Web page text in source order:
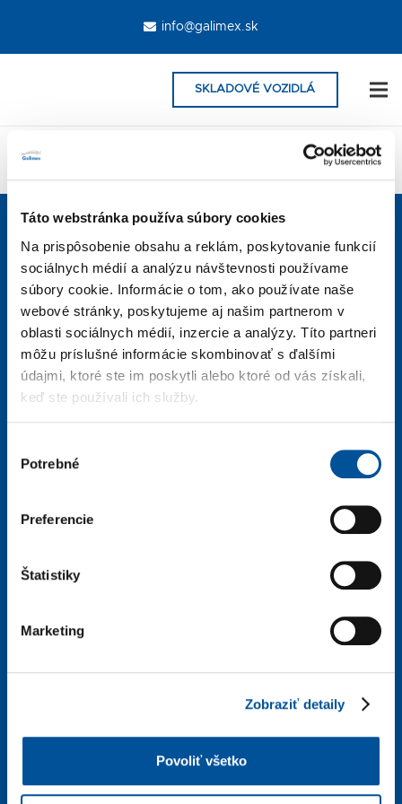
Táto webstránka používa súbory cookies
Na prispôsobenie obsahu a reklám, poskytovanie funkcií
sociálnych médií a analýzu návštevnosti používame
súbory cookie. Informácie o tom, ako používate naše
webové stránky, poskytujeme aj našim partnerom v
oblasti sociálnych médií, inzercie a analýzy. Títo partneri
môžu príslušné informácie skombinovať s ďalšími
údajmi, ktoré ste im poskytli alebo ktoré od vás získali,
keď ste používali ich služby.
súhlasu
Potrebné
Preferencie
Štatistiky
Marketing
Zobraziť detaily
Povoliť všetko
info@galimex.sk
SKLADOVÉ VOZIDLÁ
[newsletter]
KONTAKTUJTE NÁS
Prevádzka MARTIN
Sučianska 5470/49
+421 918 500 917
info@galimexmt.sk
Otváracie hodiny
pondelok – piatok: 7:30 – 17:00
pondelok – piatok: 7:30 – 16:30
Predaj automobilov a náhradných dielcov
pondelok – piatok: 7:30 – 17:00
pondelok – piatok: 7:30 – 16:30